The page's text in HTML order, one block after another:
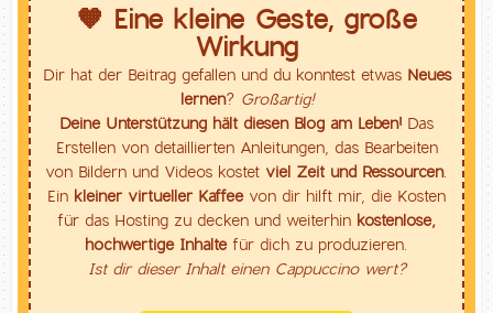
🧡 Eine kleine Geste, große
Wirkung
Dir hat der Beitrag gefallen und du konntest etwas Neues
lernen? Großartig!
Deine Unterstützung hält diesen Blog am Leben! Das
Erstellen von detaillierten Anleitungen, das Bearbeiten
von Bildern und Videos kostet viel Zeit und Ressourcen.
Ein kleiner virtueller Kaffeevon dir hilft mir, die Kosten
für das Hosting zu decken und weiterhin kostenlose,
hochwertige Inhaltefür dich zu produzieren.
Ist dir dieser Inhalt einen Cappuccino wert?